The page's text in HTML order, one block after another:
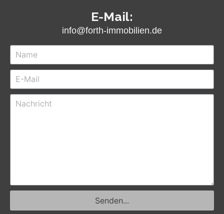
E-Mail:
info@forth-immobilien.de
Senden...